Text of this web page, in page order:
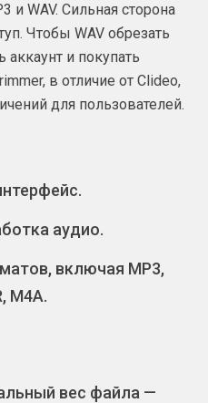
и WAV. Сильная сторона
Чтобы WAV обрезать
аккаунт и покупать
в отличие от Clideo,
для пользователей.
аудио.
включая MP3,
M4A.
вес файла —